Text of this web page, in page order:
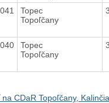
Topec
Topoľčany
Topec
Topoľčany
na CDaR Topoľčany,